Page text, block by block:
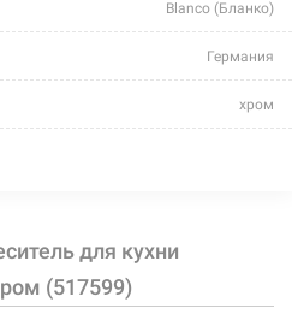
Blanco (Бланко)
Германия
хром
для кухни
(517599)